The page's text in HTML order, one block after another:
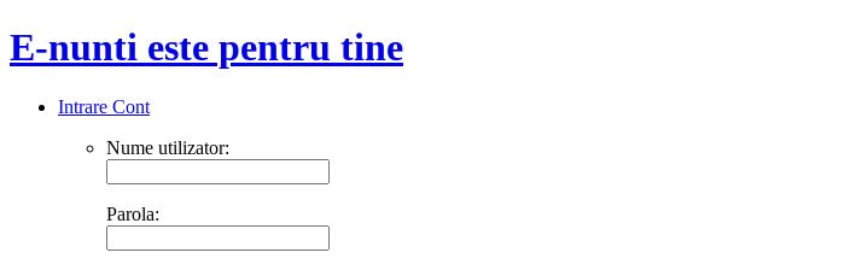
E-nunti este pentru tine
Intrare Cont
Nume utilizator:
Parola: